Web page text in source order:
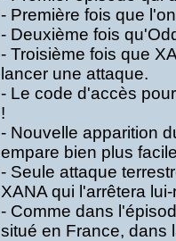
- Première fois que
- Deuxième fois
- Troisième fois que
lancer une attaque.
- Le code d'accès
!
- Nouvelle apparition
empare bien plus
- Seule attaque
XANA qui l'arrêtera
- Comme dans
situé en France, dans